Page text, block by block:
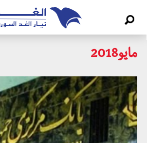
مايو2018